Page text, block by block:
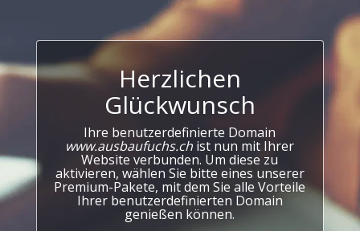
Herzlichen
Glückwunsch
Ihre benutzerdefinierte Domain
www.ausbaufuchs.ch ist nun mit Ihrer
Website verbunden. Um diese zu
aktivieren, wählen Sie bitte eines unserer
Premium-Pakete, mit dem Sie alle Vorteile
Ihrer benutzerdefinierten Domain
genießen können.